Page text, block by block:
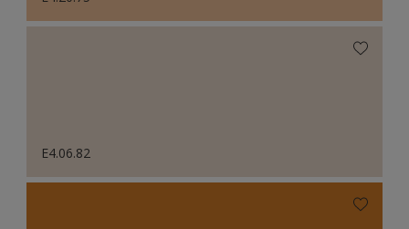
E4.06.82